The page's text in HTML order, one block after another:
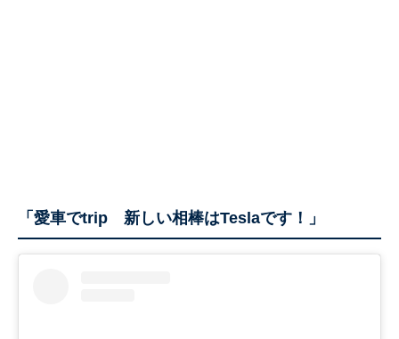
「愛車でtrip 新しい相棒はTeslaです！」